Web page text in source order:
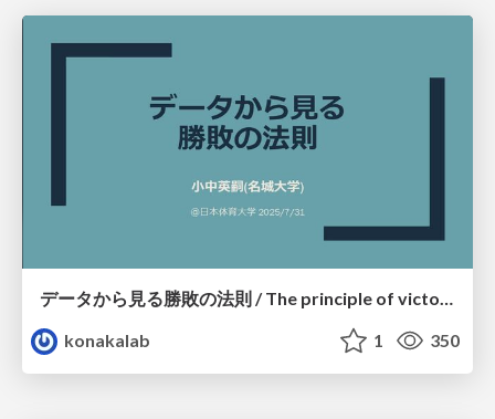
データから見る勝敗の法則 / The principle of victory discovered by science (open lecture in NSSU)
konakalab
1 350